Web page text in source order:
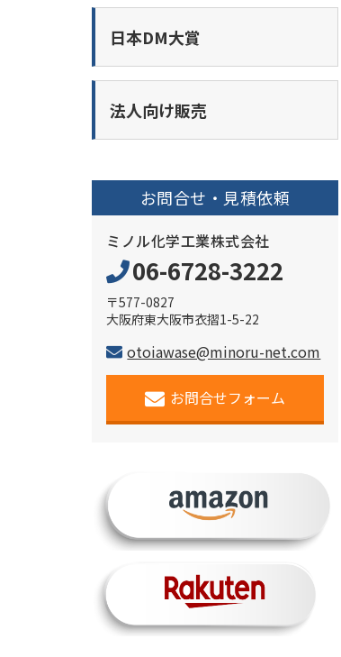
日本DM大賞
法人向け販売
お問合せ・見積依頼
ミノル化学工業株式会社
06-6728-3222
〒577-0827
大阪府東大阪市衣摺1-5-22
otoiawase@minoru-net.com
お問合せフォーム